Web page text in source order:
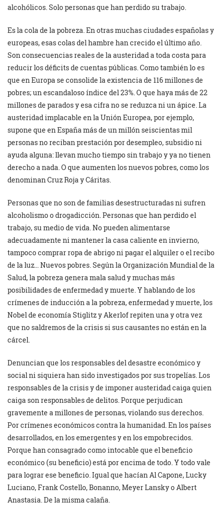
alcohólicos. Solo personas que han perdido su trabajo.
Es la cola de la pobreza. En otras muchas ciudades españolas y
europeas, esas colas del hambre han crecido el último año.
Son consecuencias reales de la austeridad a toda costa para
reducir los déficits de cuentas públicas. Como también lo es
que en Europa se consolide la existencia de 116 millones de
pobres; un escandaloso índice del 23%. O que haya más de 22
millones de parados y esa cifra no se reduzca ni un ápice. La
austeridad implacable en la Unión Europea, por ejemplo,
supone que en España más de un millón seiscientas mil
personas no reciban prestación por desempleo, subsidio ni
ayuda alguna: llevan mucho tiempo sin trabajo y ya no tienen
derecho a nada. O que aumenten los nuevos pobres, como los
denominan Cruz Roja y Cáritas.
Personas que no son de familias desestructuradas ni sufren
alcoholismo o drogadicción. Personas que han perdido el
trabajo, su medio de vida. No pueden alimentarse
adecuadamente ni mantener la casa caliente en invierno,
tampoco comprar ropa de abrigo ni pagar el alquiler o el recibo
de la luz… Nuevos pobres. Según la Organización Mundial de la
Salud, la pobreza genera mala salud y muchas más
posibilidades de enfermedad y muerte. Y hablando de los
crímenes de inducción a la pobreza, enfermedad y muerte, los
Nobel de economía Stiglitz y Akerlof repiten una y otra vez
que no saldremos de la crisis si sus causantes no están en la
cárcel.
Denuncian que los responsables del desastre económico y
social ni siquiera han sido investigados por sus tropelías. Los
responsables de la crisis y de imponer austeridad caiga quien
caiga son responsables de delitos. Porque perjudican
gravemente a millones de personas, violando sus derechos.
Por crímenes económicos contra la humanidad. En los países
desarrollados, en los emergentes y en los empobrecidos.
Porque han consagrado como intocable que el beneficio
económico (su beneficio) está por encima de todo. Y todo vale
para lograr ese beneficio. Igual que hacían Al Capone, Lucky
Luciano, Frank Costello, Bonanno, Meyer Lansky o Albert
Anastasia. De la misma calaña.